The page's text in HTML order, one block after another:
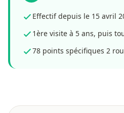
Effectif depuis le 15 avril
1ère visite à 5 ans, puis
78 points spécifiques 2